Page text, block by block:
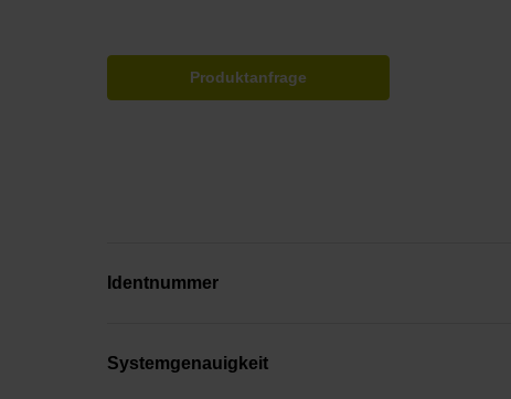
Produktanfrage
Identnummer
Systemgenauigkeit